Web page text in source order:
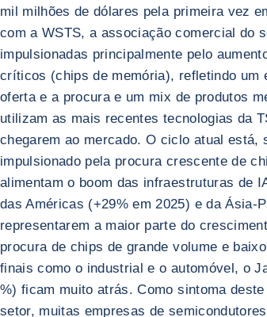
mil milhões de dólares pela primeira vez
com a WSTS, a associação comercial do
impulsionadas principalmente pelo
críticos (chips de memória), refletindo um
oferta e a procura e um mix de produtos
utilizam as mais recentes tecnologias da
chegarem ao mercado. O ciclo atual está,
impulsionado pela procura crescente de
alimentam o boom das infraestruturas de
das Américas (+29% em 2025) e da Ásia-
representarem a maior parte do
procura de chips de grande volume e
finais como o industrial e o automóvel, o
%) ficam muito atrás. Como sintoma
setor, muitas empresas de